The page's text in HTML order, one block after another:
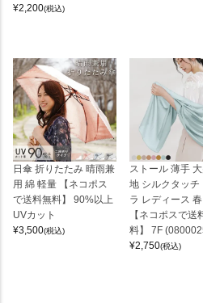
¥2,200(税込)
日傘 折りたたみ 晴雨兼
用 綿 軽量 【ネコポス
で送料無料】 90%以上
UVカット
¥3,500(税込)
ストール 薄手
地 シルクタッチ
ラ レディース
【ネコポスで送
料】 7F
¥2,750(税込)